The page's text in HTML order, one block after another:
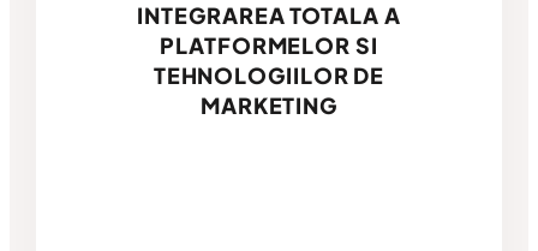
INTEGRAREA TOTALA A
PLATFORMELOR SI
TEHNOLOGIILOR DE
MARKETING